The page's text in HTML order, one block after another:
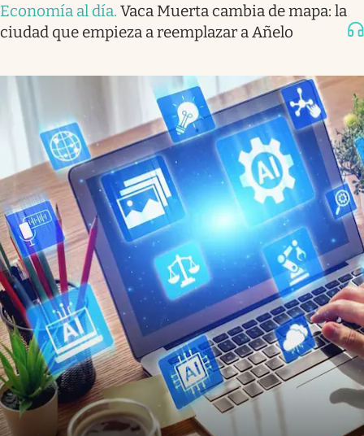
Economía al día. Vaca Muerta cambia de mapa: la
ciudad que empieza a reemplazar a Añelo